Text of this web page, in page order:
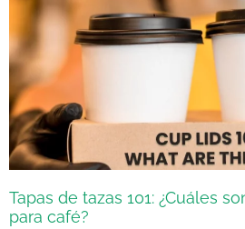
Tapas de tazas 101: ¿Cuáles
para café?